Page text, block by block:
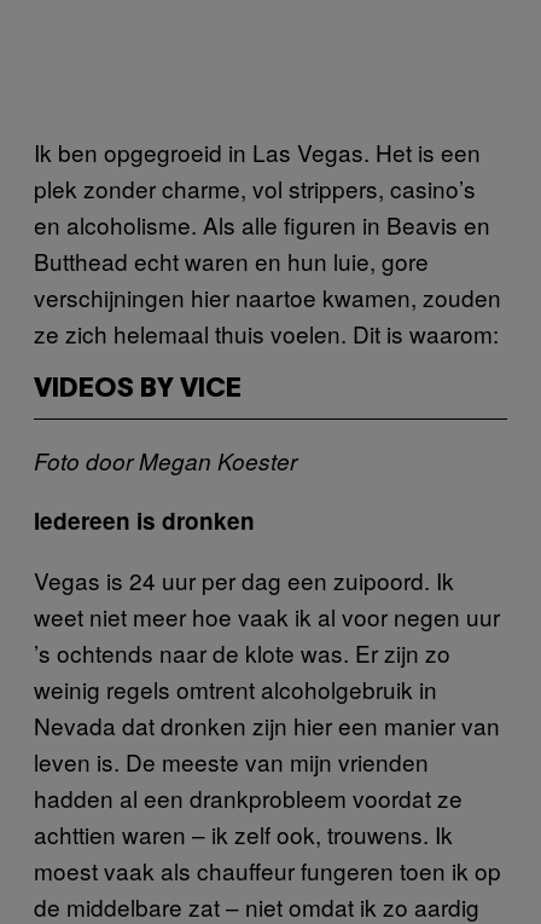
Ik ben opgegroeid in Las Vegas. Het is een
plek zonder charme, vol strippers, casino’s
en alcoholisme. Als alle figuren in Beavis en
Butthead echt waren en hun luie, gore
verschijningen hier naartoe kwamen, zouden
ze zich helemaal thuis voelen. Dit is waarom:
VIDEOS BY VICE
Foto door Megan Koester
Iedereen is dronken
Vegas is 24 uur per dag een zuipoord. Ik
weet niet meer hoe vaak ik al voor negen uur
’s ochtends naar de klote was. Er zijn zo
weinig regels omtrent alcoholgebruik in
Nevada dat dronken zijn hier een manier van
leven is. De meeste van mijn vrienden
hadden al een drankprobleem voordat ze
achttien waren – ik zelf ook, trouwens. Ik
moest vaak als chauffeur fungeren toen ik op
de middelbare zat – niet omdat ik zo aardig